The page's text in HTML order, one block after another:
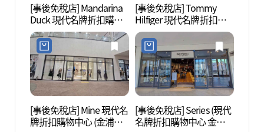
[事後免稅店] Mandarina
Duck 現代名牌折扣購物
中心 (金浦店)(만다리나덕
현대프리미엄아울렛 김
포점)
[事後免稅店] Tommy
Hilfiger 現代名牌折扣購
物中心 (金浦店)(타미힐피
거 현대프리미엄아울렛
김포점)
[事後免稅店] Mine 現代名
牌折扣購物中心 (金浦店)
[事後免稅店] Series (現代
名牌折扣購物中心 金浦